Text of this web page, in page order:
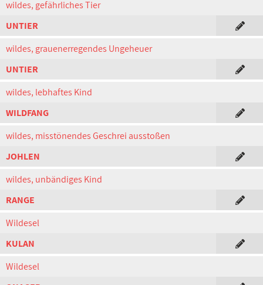
wildes, gefährliches Tier
UNTIER
wildes, grauenerregendes Ungeheuer
UNTIER
wildes, lebhaftes Kind
WILDFANG
wildes, misstönendes Geschrei ausstoßen
JOHLEN
wildes, unbändiges Kind
RANGE
Wildesel
KULAN
Wildesel